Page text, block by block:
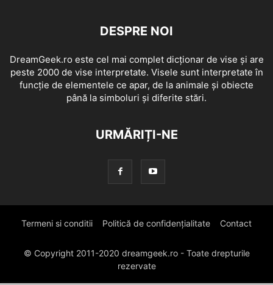
DESPRE NOI
DreamGeek.ro este cel mai complet dicționar de vise și are
peste 2000 de vise interpretate. Visele sunt interpretate în
funcție de elementele ce apar, de la animale și obiecte
până la simboluri și diferite stări.
URMĂRIȚI-NE
Termeni si conditii Politică de confidențialitate Contact
© Copyright 2011-2020 dreamgeek.ro - Toate drepturile
rezervate